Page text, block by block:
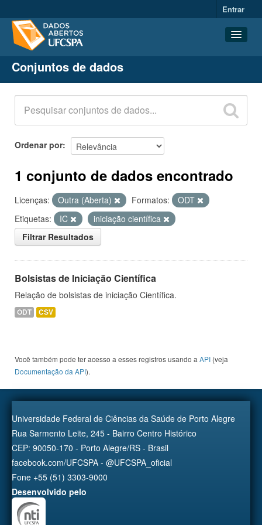
Entrar
Conjuntos de dados
Organizações
Grupos
Sobre
Conjuntos de dados
Ordenar por
1 conjunto de dados encontrado
Licenças: Outra (Aberta) Formatos:
ODT
Etiquetas:
IC
iniciação científica
Filtrar Resultados
Bolsistas de Iniciação Científica
Relação de bolsistas de iniciação Científica.
ODT CSV
Você também pode ter acesso a esses registros usando a API (veja
Documentação da API).
Universidade Federal de Ciências da Saúde de Porto Alegre
Rua Sarmento Leite, 245 - Bairro Centro Histórico
CEP: 90050-170 - Porto Alegre/RS - Brasil
facebook.com/UFCSPA - @UFCSPA_oficial
Fone +55 (51) 3303-9000
Desenvolvido pelo